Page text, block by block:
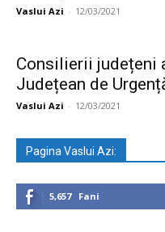
Vaslui Azi - 12/03/2021
Consilierii județeni
Județean de
Vaslui Azi - 12/03/2021
Pagina Vaslui Azi:
5,657 Fani